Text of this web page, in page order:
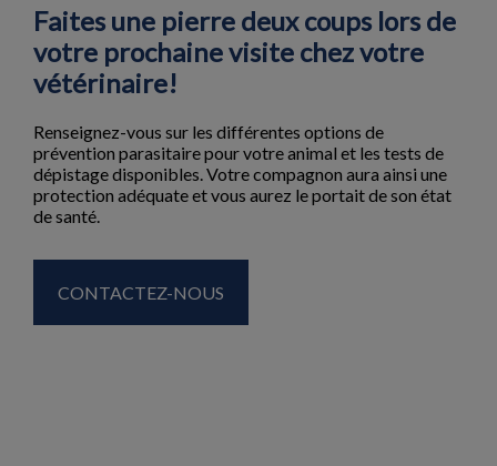
Faites une pierre deux coups lors de
votre prochaine visite chez votre
vétérinaire!
Renseignez-vous sur les différentes options de
prévention parasitaire pour votre animal et les tests de
dépistage disponibles. Votre compagnon aura ainsi une
protection adéquate et vous aurez le portait de son état
de santé.
CONTACTEZ-NOUS